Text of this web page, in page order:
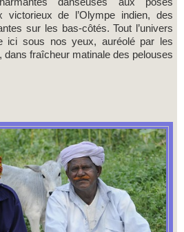
victorieux de l’Olympe indien, des
sur les bas-côtés. Tout l’univers
ici sous nos yeux, auréolé par les
dans fraîcheur matinale des pelouses